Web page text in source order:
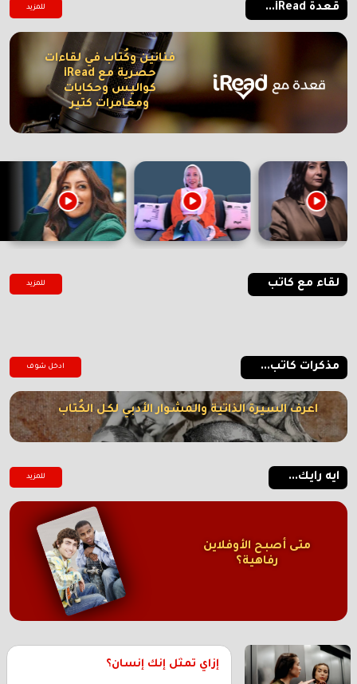
قعدة iRead... للمزيد
فنانين وكُتاب في لقاءات
حصرية مع iRead
كواليس وحكايات
ومغامرات كتير
لقاء مع كاتب للمزيد
مذكرات كاتب... ادخل شوف
اعرف السيرة الذاتية والمشوار الأدبي لكل الكُتاب
ايه رايك... للمزيد
متى أصبح الأوفلاين
رفاهية؟
إزاي تمثل إنك إنسان؟